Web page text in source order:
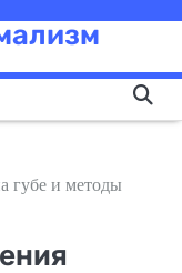
губе и методы